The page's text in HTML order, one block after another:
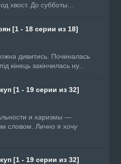
хвост. До субботы...
[1 - 18 серии из 18]
дивитись. Починалась
кінець закінчилась ну...
[1 - 19 серии из 32]
и харизмы —
словом. Лично я хочу
[1 - 19 серии из 32]